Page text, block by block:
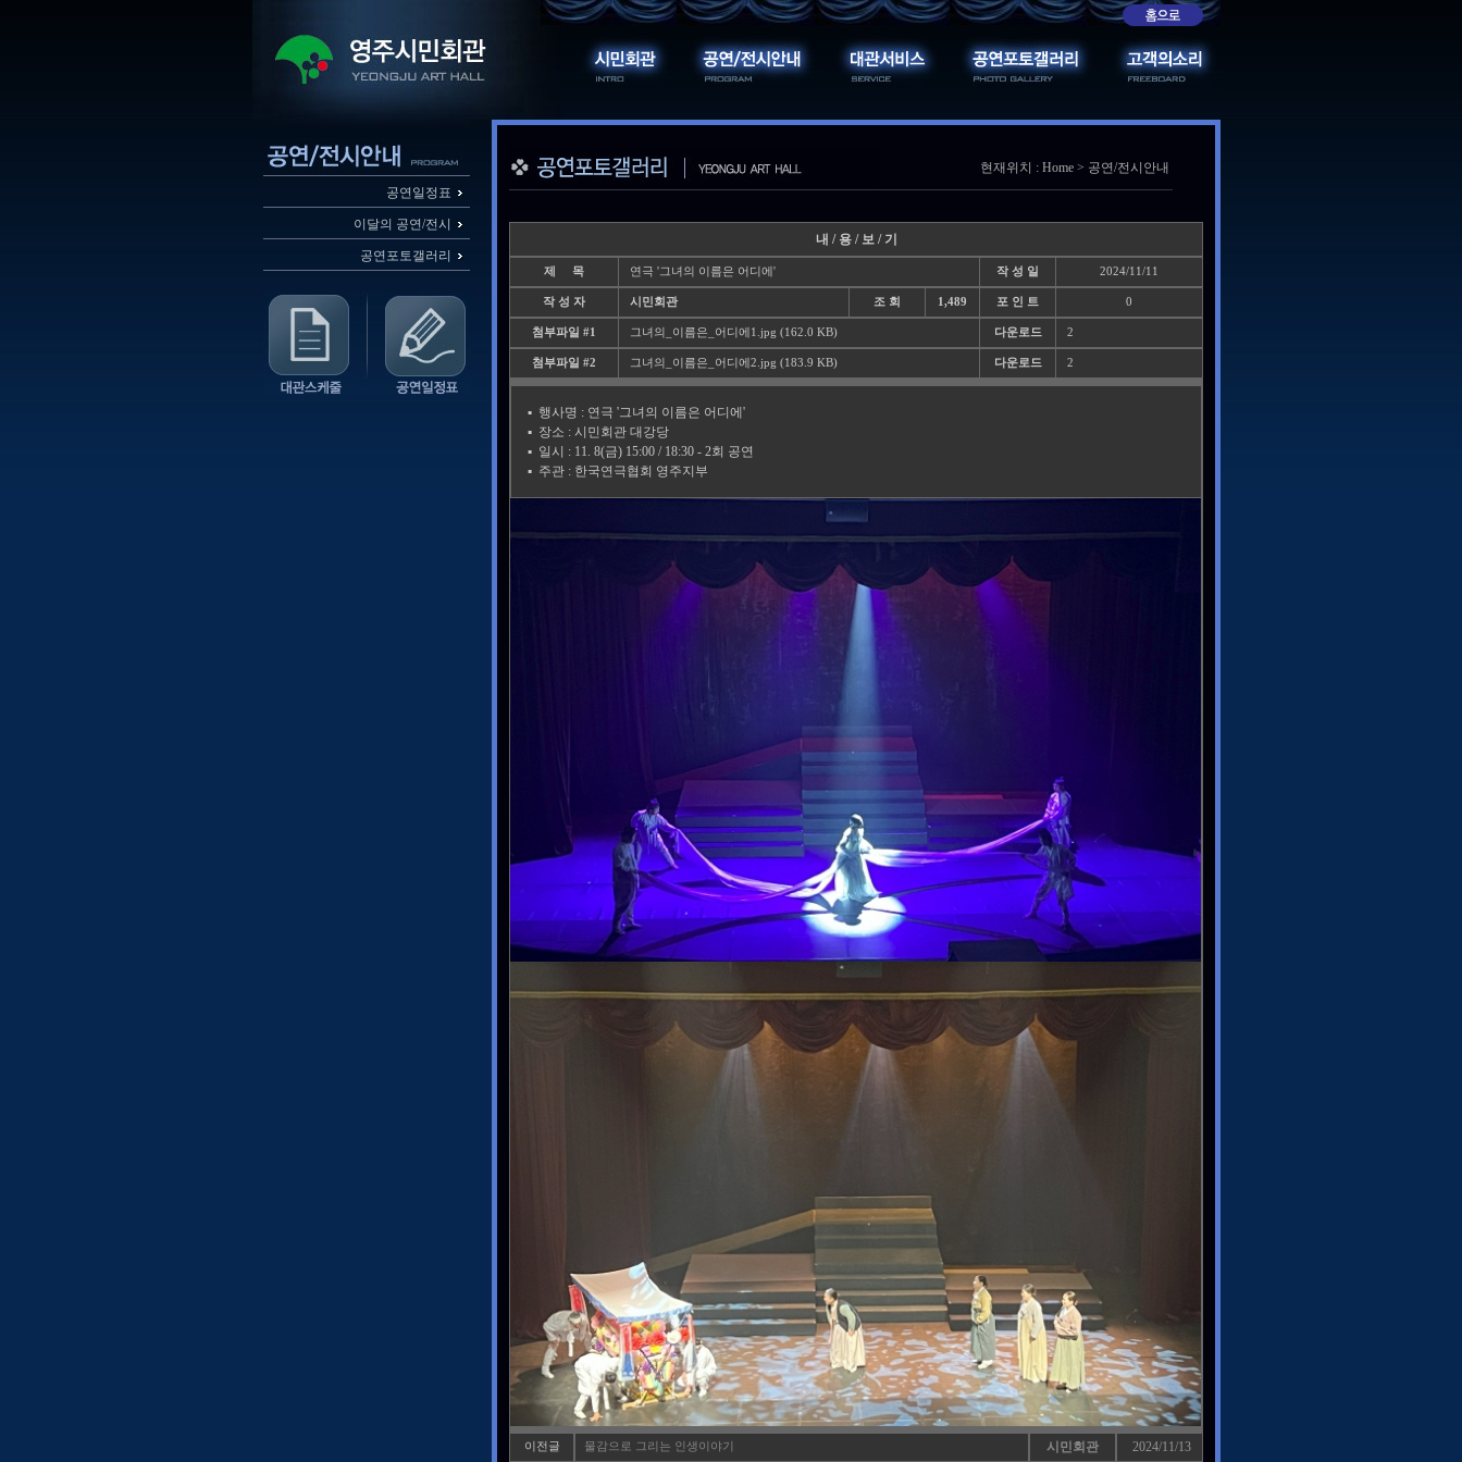
공연일정표
이달의 공연/전시
공연포토갤러리
현재위치 : Home > 공연/전시안내
내 / 용 / 보 / 기
제 목 연극 '그녀의 이름은 어디에' 작 성 일 2024/11/11
작 성 자 시민회관 조 회 1,489 포 인 트 0
첨부파일 #1 그녀의_이름은_어디에1.jpg (162.0 KB) 다운로드 2
첨부파일 #2 그녀의_이름은_어디에2.jpg (183.9 KB) 다운로드 2
▪️ 행사명 : 연극 '그녀의 이름은 어디에'
▪️ 장소 : 시민회관 대강당
▪️ 일시 : 11. 8(금) 15:00 / 18:30 - 2회 공연
▪️ 주관 : 한국연극협회 영주지부
이전글 물감으로 그리는 인생이야기 시민회관 2024/11/13